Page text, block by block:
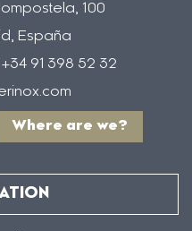
100
España
+34 91 398 52 32
Where are we?